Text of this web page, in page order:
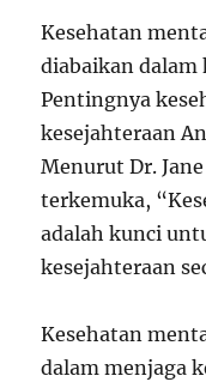
Kesehatan
diabaikan
Pentingnya
kesejahteraan
Menurut Dr.
terkemuka,
adalah kunci
kesejahteraan
Kesehatan
dalam menjaga